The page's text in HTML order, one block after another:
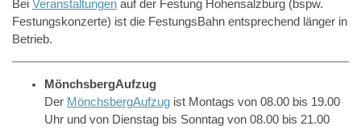
Bei Veranstaltungen auf der Festung Hohensalzburg (bspw.
Festungskonzerte) ist die FestungsBahn entsprechend länger in
Betrieb.
MönchsbergAufzug
Der MönchsbergAufzug ist Montags von 08.00 bis 19.00
Uhr und von Dienstag bis Sonntag von 08.00 bis 21.00